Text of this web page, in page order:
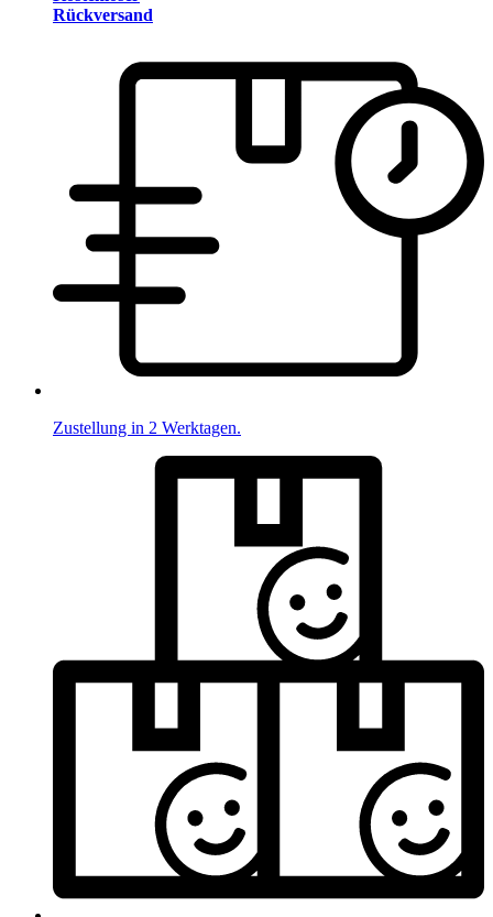
Rückversand
Zustellung in 2 Werktagen.